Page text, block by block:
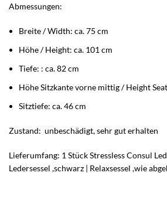
Abmessungen:
Breite / Width: ca. 75 cm
Höhe / Height: ca. 101 cm
Tiefe: : ca. 82 cm
Höhe Sitzkante vorne mittig / Height
Sitztiefe: ca. 46 cm
Zustand: unbeschädigt, sehr gut erhalten
Lieferumfang: 1 Stück Stressless Consul
Ledersessel ,schwarz | Relaxsessel ,wie